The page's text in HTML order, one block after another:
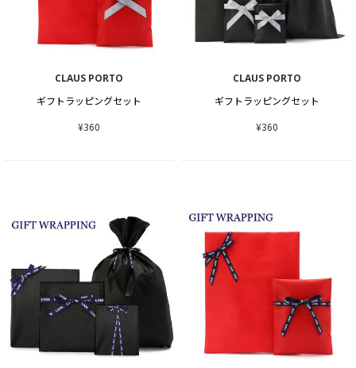
CLAUS PORTO
ギフトラッピングセット
¥360
CLAUS PORTO
ギフトラッピングセット
¥360